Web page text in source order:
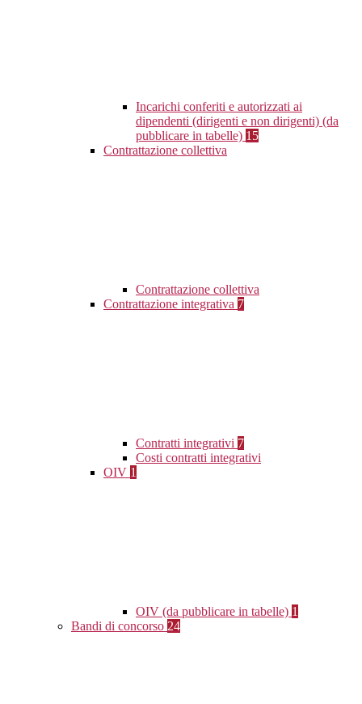
Incarichi conferiti e autorizzati ai
dipendenti (dirigenti e non dirigenti) (da
pubblicare in tabelle) 15
Contrattazione collettiva
Contrattazione collettiva
Contrattazione integrativa 7
Contratti integrativi 7
Costi contratti integrativi
OIV 1
OIV (da pubblicare in tabelle) 1
Bandi di concorso 24